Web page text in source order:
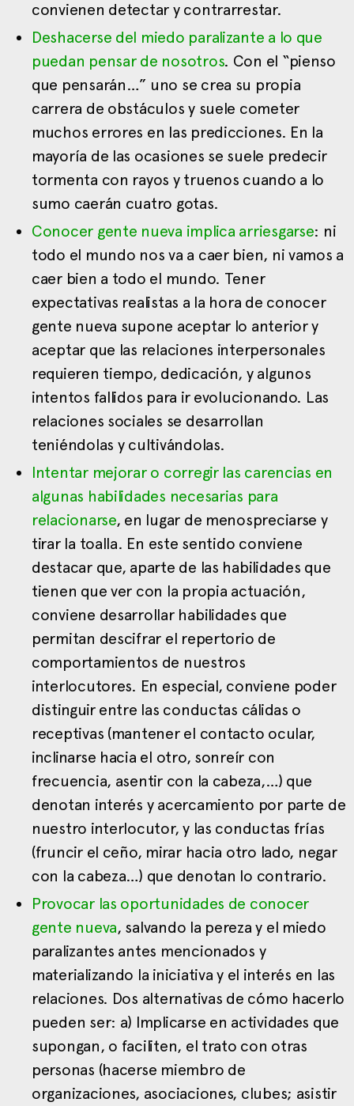
convienen detectar y contrarrestar.
Deshacerse del miedo paralizante a lo que
puedan pensar de nosotros. Con el “pienso
que pensarán…” uno se crea su propia
carrera de obstáculos y suele cometer
muchos errores en las predicciones. En la
mayoría de las ocasiones se suele predecir
tormenta con rayos y truenos cuando a lo
sumo caerán cuatro gotas.
Conocer gente nueva implica arriesgarse: ni
todo el mundo nos va a caer bien, ni vamos a
caer bien a todo el mundo. Tener
expectativas realistas a la hora de conocer
gente nueva supone aceptar lo anterior y
aceptar que las relaciones interpersonales
requieren tiempo, dedicación, y algunos
intentos fallidos para ir evolucionando. Las
relaciones sociales se desarrollan
teniéndolas y cultivándolas.
Intentar mejorar o corregir las carencias en
algunas habilidades necesarias para
relacionarse, en lugar de menospreciarse y
tirar la toalla. En este sentido conviene
destacar que, aparte de las habilidades que
tienen que ver con la propia actuación,
conviene desarrollar habilidades que
permitan descifrar el repertorio de
comportamientos de nuestros
interlocutores. En especial, conviene poder
distinguir entre las conductas cálidas o
receptivas (mantener el contacto ocular,
inclinarse hacia el otro, sonreír con
frecuencia, asentir con la cabeza,…) que
denotan interés y acercamiento por parte de
nuestro interlocutor, y las conductas frías
(fruncir el ceño, mirar hacia otro lado, negar
con la cabeza…) que denotan lo contrario.
Provocar las oportunidades de conocer
gente nueva, salvando la pereza y el miedo
paralizantes antes mencionados y
materializando la iniciativa y el interés en las
relaciones. Dos alternativas de cómo hacerlo
pueden ser: a) Implicarse en actividades que
supongan, o faciliten, el trato con otras
personas (hacerse miembro de
organizaciones, asociaciones, clubes; asistir